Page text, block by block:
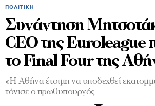
ΠΟΛΙΤΙΚΉ
Συνάντηση
CEO της Euroleague
το Final Four της
«Η Αθήνα έτοιμη να υποδεχθεί
τόνισε ο πρωθυπουργός